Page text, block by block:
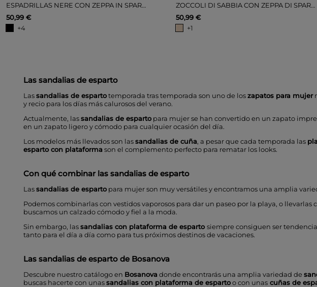
ESPADRILLAS NERE CON ZEPPA IN SPARTO
50,99 €
+4
ZOCCOLI DI SABBIA CON ZEPPA DI SPARTO
50,99 €
+1
Las sandalias de esparto
Lassandalias de espartotemporada tras temporada son uno de loszapatos para mujer
y recio para los días más calurosos del verano.
Actualmente, lassandalias de espartopara mujer se han convertido en un zapato
en un zapato ligero y cómodo para cualquier ocasión del día.
Los modelos más llevados son lassandalias de cuña, a pesar que cada temporada las
esparto con plataformason el complemento perfecto para rematar los looks.
Con qué combinar las sandalias de esparto
Lassandalias de espartopara mujer son muy versátiles y encontramos una amplia
Podemos combinarlas con vestidos vaporosos para dar un paseo por la playa, o
buscamos un calzado cómodo y fiel a la moda.
Sin embargo, lassandalias con plataforma de espartosiempre consiguen ser
tanto para el día a día como para tus próximos destinos de vacaciones.
Las sandalias de esparto de Bosanova
Descubre nuestro catálogo en Bosanovadonde encontrarás una amplia variedad de
buscas hacerte con unassandalias con plataforma de espartoo con unas cuñas de